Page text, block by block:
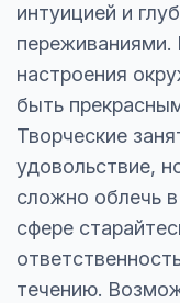
интуицией и
переживаниями.
настроения
быть
Творческие
удовольствие,
сложно облечь
сфере
течению.